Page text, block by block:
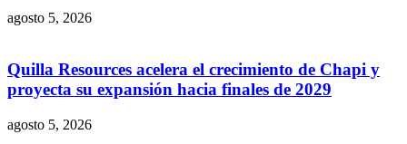
agosto 5, 2026
Quilla Resources acelera el crecimiento de Chapi y
proyecta su expansión hacia finales de 2029
agosto 5, 2026